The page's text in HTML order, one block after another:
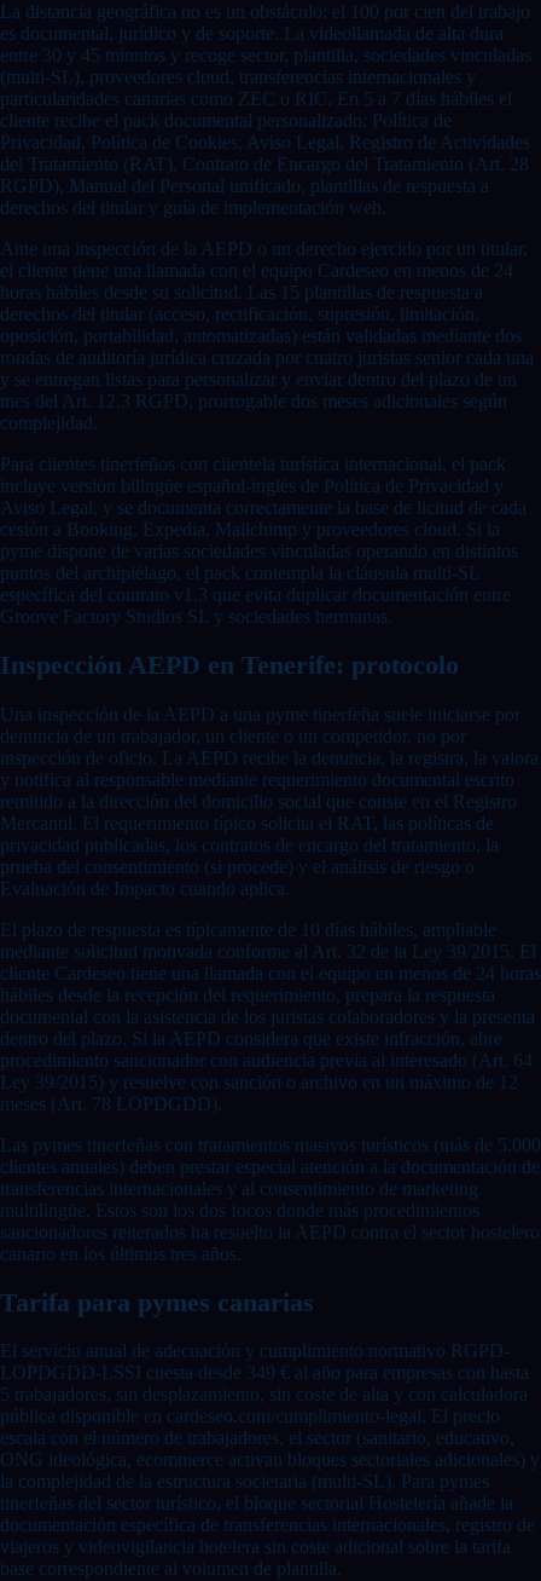
La distancia geográfica no es un obstáculo: el 100 por cien del trabajo
es documental, jurídico y de soporte. La videollamada de alta dura
entre 30 y 45 minutos y recoge sector, plantilla, sociedades vinculadas
(multi-SL), proveedores cloud, transferencias internacionales y
particularidades canarias como ZEC o RIC. En 5 a 7 días hábiles el
cliente recibe el pack documental personalizado: Política de
Privacidad, Política de Cookies, Aviso Legal, Registro de Actividades
del Tratamiento (RAT), Contrato de Encargo del Tratamiento (Art. 28
RGPD), Manual del Personal unificado, plantillas de respuesta a
derechos del titular y guía de implementación web.
Ante una inspección de la AEPD o un derecho ejercido por un titular,
el cliente tiene una llamada con el equipo Cardeseo en menos de 24
horas hábiles desde su solicitud. Las 15 plantillas de respuesta a
derechos del titular (acceso, rectificación, supresión, limitación,
oposición, portabilidad, automatizadas) están validadas mediante dos
rondas de auditoría jurídica cruzada por cuatro juristas senior cada una
y se entregan listas para personalizar y enviar dentro del plazo de un
mes del Art. 12.3 RGPD, prorrogable dos meses adicionales según
complejidad.
Para clientes tinerfeños con clientela turística internacional, el pack
incluye versión bilingüe español-inglés de Política de Privacidad y
Aviso Legal, y se documenta correctamente la base de licitud de cada
cesión a Booking, Expedia, Mailchimp y proveedores cloud. Si la
pyme dispone de varias sociedades vinculadas operando en distintos
puntos del archipiélago, el pack contempla la cláusula multi-SL
específica del contrato v1.3 que evita duplicar documentación entre
Groove Factory Studios SL y sociedades hermanas.
Inspección AEPD en Tenerife: protocolo
Una inspección de la AEPD a una pyme tinerfeña suele iniciarse por
denuncia de un trabajador, un cliente o un competidor, no por
inspección de oficio. La AEPD recibe la denuncia, la registra, la valora
y notifica al responsable mediante requerimiento documental escrito
remitido a la dirección del domicilio social que conste en el Registro
Mercantil. El requerimiento típico solicita el RAT, las políticas de
privacidad publicadas, los contratos de encargo del tratamiento, la
prueba del consentimiento (si procede) y el análisis de riesgo o
Evaluación de Impacto cuando aplica.
El plazo de respuesta es típicamente de 10 días hábiles, ampliable
mediante solicitud motivada conforme al Art. 32 de la Ley 39/2015. El
cliente Cardeseo tiene una llamada con el equipo en menos de 24 horas
hábiles desde la recepción del requerimiento, prepara la respuesta
documental con la asistencia de los juristas colaboradores y la presenta
dentro del plazo. Si la AEPD considera que existe infracción, abre
procedimiento sancionador con audiencia previa al interesado (Art. 64
Ley 39/2015) y resuelve con sanción o archivo en un máximo de 12
meses (Art. 78 LOPDGDD).
Las pymes tinerfeñas con tratamientos masivos turísticos (más de 5.000
clientes anuales) deben prestar especial atención a la documentación de
transferencias internacionales y al consentimiento de marketing
multilingüe. Estos son los dos focos donde más procedimientos
sancionadores reiterados ha resuelto la AEPD contra el sector hostelero
canario en los últimos tres años.
Tarifa para pymes canarias
El servicio anual de adecuación y cumplimiento normativo RGPD-
LOPDGDD-LSSI cuesta desde 349 € al año para empresas con hasta
5 trabajadores, sin desplazamiento, sin coste de alta y con calculadora
pública disponible en cardeseo.com/cumplimiento-legal. El precio
escala con el número de trabajadores, el sector (sanitario, educativo,
ONG ideológica, ecommerce activan bloques sectoriales adicionales) y
la complejidad de la estructura societaria (multi-SL). Para pymes
tinerfeñas del sector turístico, el bloque sectorial Hostelería añade la
documentación específica de transferencias internacionales, registro de
viajeros y videovigilancia hotelera sin coste adicional sobre la tarifa
base correspondiente al volumen de plantilla.